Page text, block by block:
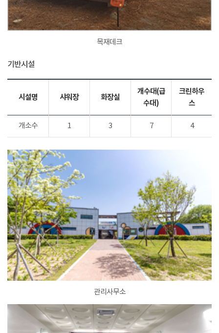
목재데크
기반시설
시설명 샤워장 화장실
개수대(급
수대)
크린하우
스
개소수 1 3 7 4
관리사무소